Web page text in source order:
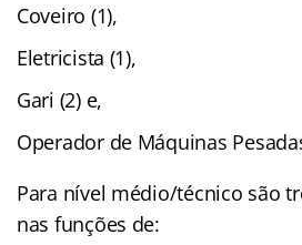
Coveiro (1),
Eletricista (1),
Gari (2) e,
Operador de Máquinas
Para nível médio/técnico são
nas funções de: